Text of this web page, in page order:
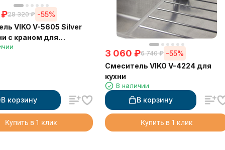
₽28 320 ₽ -55%
VIKO V-5605 Silver
с краном для
воды с черным
В корзину
Купить в 1 клик
3 060 ₽6 740 ₽ -55%
Смеситель VIKO V-4224 для
кухни
В наличии
В корзину
Купить в 1 клик